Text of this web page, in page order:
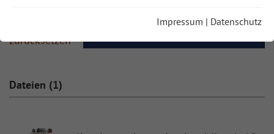
Impressum | Datenschutz
zurücksetzen
Dateien (1)